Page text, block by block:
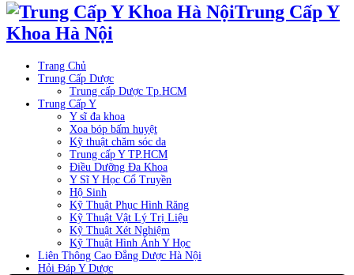
Trung Cấp Y
Khoa Hà Nội
Trang Chủ
Trung Cấp Dược
Trung cấp Dược Tp.HCM
Trung Cấp Y
Y sĩ đa khoa
Xoa bóp bấm huyệt
Kỹ thuật chăm sóc da
Trung cấp Y TP.HCM
Điều Dưỡng Đa Khoa
Y Sĩ Y Học Cổ Truyền
Hộ Sinh
Kỹ Thuật Phục Hình Răng
Kỹ Thuật Vật Lý Trị Liệu
Kỹ Thuật Xét Nghiệm
Kỹ Thuật Hình Ảnh Y Học
Liên Thông Cao Đẳng Dược Hà Nội
Hỏi Đáp Y Dược